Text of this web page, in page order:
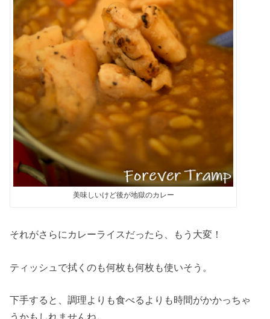
美味しいけど後が地獄のカレー
それがさらにカレーライスだったら、もう大変！
ティッシュで拭くのも何枚も何枚も使いそう。
下手すると、調理よりも食べるよりも時間がかかっちゃ
うかもしれませんね。